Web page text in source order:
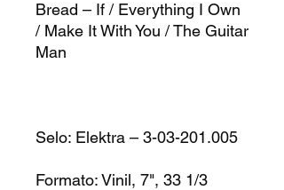
Bread – If / Everything I Own
/ Make It With You / The Guitar
Man
Selo: Elektra – 3-03-201.005
Formato: Vinil, 7", 33 1/3